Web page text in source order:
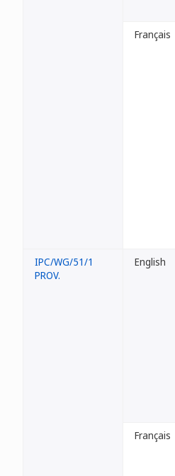
Français
IPC/WG/51/1
PROV.
English
Français